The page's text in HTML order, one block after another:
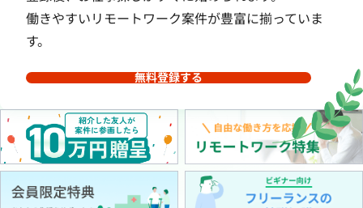
働きやすいリモートワーク案件が豊富に揃っていま
す。
無料登録する